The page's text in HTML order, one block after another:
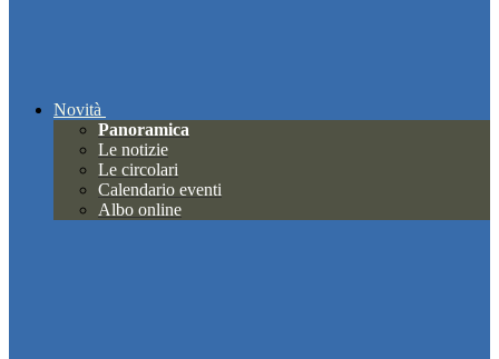
Novità
Panoramica
Le notizie
Le circolari
Calendario eventi
Albo online